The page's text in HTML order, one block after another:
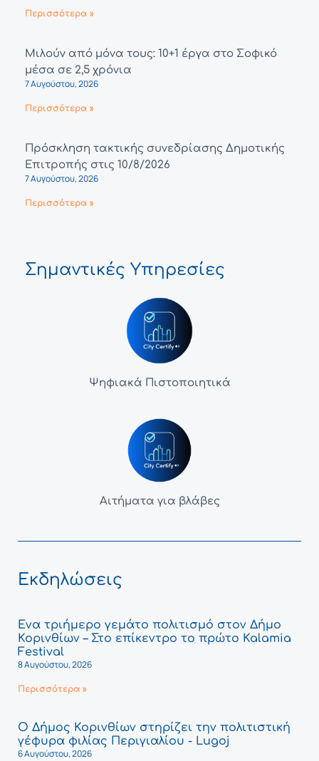
Περισσότερα »
Μιλούν από μόνα τους: 10+1 έργα στο Σοφικό
μέσα σε 2,5 χρόνια
7 Αυγούστου, 2026
Περισσότερα »
Πρόσκληση τακτικής συνεδρίασης Δημοτικής
Επιτροπής στις 10/8/2026
7 Αυγούστου, 2026
Περισσότερα »
Σημαντικές Υπηρεσίες
Ψηφιακά Πιστοποιητικά
Αιτήματα για βλάβες
Εκδηλώσεις
Ένα τριήμερο γεμάτο πολιτισμό στον Δήμο
Κορινθίων – Στο επίκεντρο το πρώτο Kalamia
Festival
8 Αυγούστου, 2026
Περισσότερα »
Ο Δήμος Κορινθίων στηρίζει την πολιτιστική
γέφυρα φιλίας Περιγιαλίου - Lugoj
6 Αυγούστου, 2026